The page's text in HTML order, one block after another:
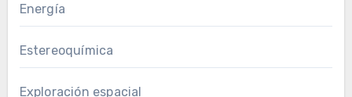
Energía
Estereoquímica
Exploración espacial